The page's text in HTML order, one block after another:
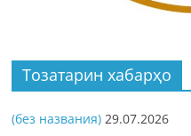
Тозатарин хабарҳо
(без названия) 29.07.2026